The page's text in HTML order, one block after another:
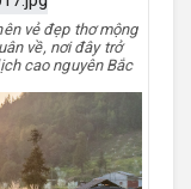
vẻ đẹp thơ mộng
về, nơi đây trở
cao nguyên Bắc